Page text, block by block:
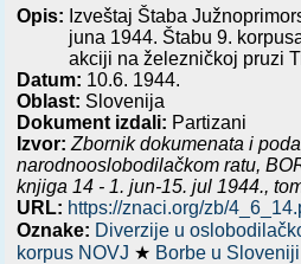
Opis: Izveštaj Štaba
juna 1944. Štabu 9.
akciji na železničkoj pruzi
Datum: 10.6. 1944.
Oblast: Slovenija
Dokument izdali: Partizani
Izvor: Zbornik dokumenata i
narodnooslobodilačkom ratu,
knjiga 14 - 1. jun-15. jul 1944.,
URL: https://znaci.org/zb/
Oznake: Diverzije u
korpus NOVJ ★ Borbe u